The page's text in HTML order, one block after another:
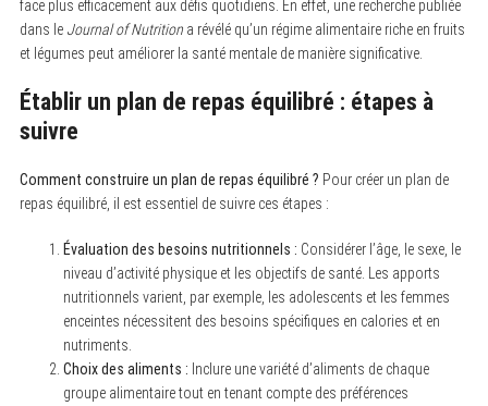
face plus efficacement aux défis quotidiens. En effet, une recherche publiée
dans le Journal of Nutritiona révélé qu’un régime alimentaire riche en fruits
et légumes peut améliorer la santé mentale de manière significative.
Établir un plan de repas équilibré : étapes à
suivre
Comment construire un plan de repas équilibré ? Pour créer un plan de
repas équilibré, il est essentiel de suivre ces étapes :
Évaluation des besoins nutritionnels : Considérer l’âge, le sexe, le
niveau d’activité physique et les objectifs de santé. Les apports
nutritionnels varient, par exemple, les adolescents et les femmes
enceintes nécessitent des besoins spécifiques en calories et en
nutriments.
Choix des aliments : Inclure une variété d’aliments de chaque
groupe alimentaire tout en tenant compte des préférences
: